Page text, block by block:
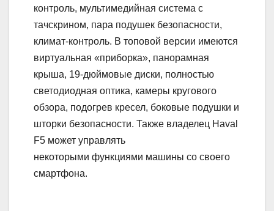
контроль, мультимедийная система с
тачскрином, пара подушек безопасности,
климат-контроль. В топовой версии имеются
виртуальная «приборка», панорамная
крыша, 19-дюймовые диски, полностью
светодиодная оптика, камеры кругового
обзора, подогрев кресел, боковые подушки и
шторки безопасности. Также владелец Haval
F5 может управлять
некоторыми функциями машины со своего
смартфона.